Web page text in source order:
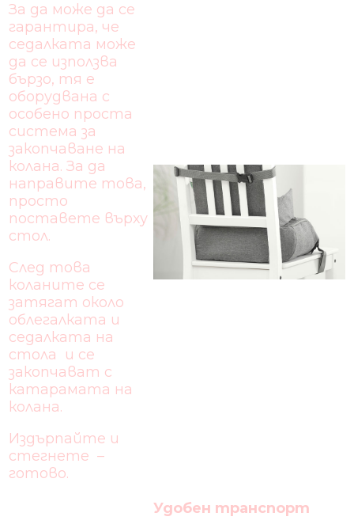
За да може да се
гарантира, че
седалката може
да се използва
бързо, тя е
оборудвана с
особено проста
система за
закопчаване на
колана. За да
направите това,
просто
поставете върху
стол.
След това
коланите се
затягат около
облегалката и
седалката на
стола и се
закопчават с
катарамата на
колана.
Издърпайте и
стегнете –
готово.
Удобен транспорт